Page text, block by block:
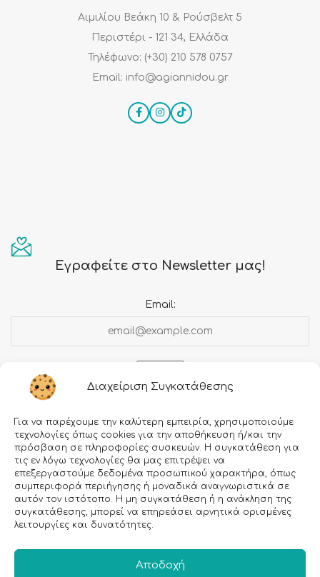
Διαχείριση Συγκατάθεσης
Για να παρέχουμε την καλύτερη εμπειρία, χρησιμοποιούμε
τεχνολογίες όπως cookies για την αποθήκευση ή/και την
πρόσβαση σε πληροφορίες συσκευών. Η συγκατάθεση για
τις εν λόγω τεχνολογίες θα μας επιτρέψει να
επεξεργαστούμε δεδομένα προσωπικού χαρακτήρα, όπως
συμπεριφορά περιήγησης ή μοναδικά αναγνωριστικά σε
αυτόν τον ιστότοπο. Η μη συγκατάθεση ή η ανάκληση της
συγκατάθεσης, μπορεί να επηρεάσει αρνητικά ορισμένες
λειτουργίες και δυνατότητες.
Αποδοχή
Αιμιλίου Βεάκη 10 & Ρούσβελτ 5
Περιστέρι - 121 34, Ελλάδα
Τηλέφωνο: (+30) 210 578 0757
Email: info@agiannidou.gr
Εγραφείτε στο Newsletter μας!
Email:
Πληροφορίες
Τρόποι αποστολής
Όροι χρήσης